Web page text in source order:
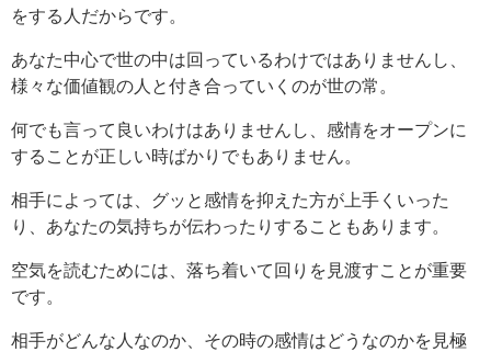
をする人だからです。
あなた中心で世の中は回っているわけではありませんし、
様々な価値観の人と付き合っていくのが世の常。
何でも言って良いわけはありませんし、感情をオープンに
することが正しい時ばかりでもありません。
相手によっては、グッと感情を抑えた方が上手くいった
り、あなたの気持ちが伝わったりすることもあります。
空気を読むためには、落ち着いて回りを見渡すことが重要
です。
相手がどんな人なのか、その時の感情はどうなのかを見極